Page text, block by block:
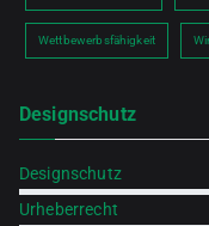
Wettbewerbsfähigkeit
Designschutz
Designschutz
Urheberrecht